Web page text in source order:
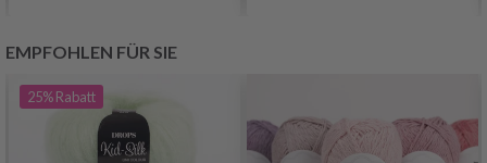
EMPFOHLEN FÜR SIE
25%Rabatt